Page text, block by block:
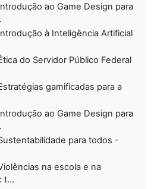
ao Game Design para
à Inteligência Artificial
do Servidor Público Federal
gamificadas para a
ao Game Design para
para todos -
na escola e na
t...